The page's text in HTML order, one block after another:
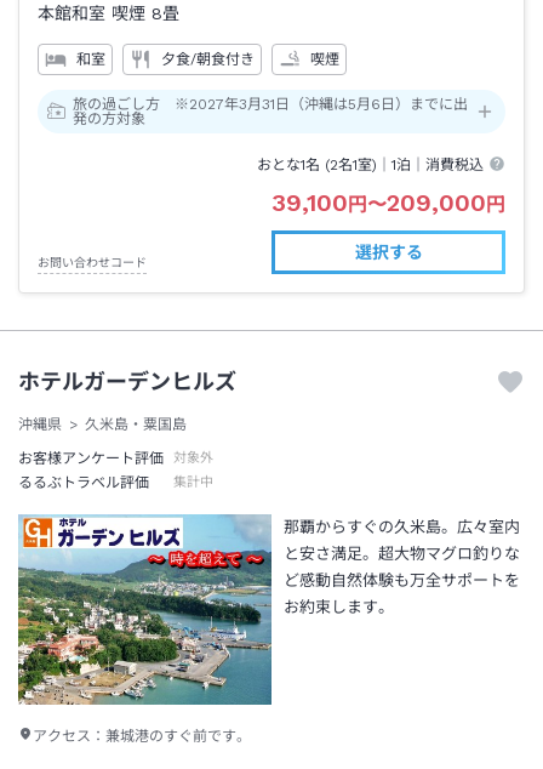
本館和室 喫煙 8畳
和室 夕食/朝食付き 喫煙
旅の過ごし方 ※2027年3月31日（沖縄は5月6日）までに出
発の方対象
おとな1名 (2名1室)｜1泊 ｜消費税込
39,100円〜209,000円
お問い合わせコード
選択する
ホテルガーデンヒルズ
沖縄県
久米島・粟国島
お客様アンケート評価
対象外
るるぶトラベル評価 集計中
那覇からすぐの久米島。広々室内
と安さ満足。超大物マグロ釣りな
ど感動自然体験も万全サポートを
お約束します。
アクセス： 兼城港のすぐ前です。